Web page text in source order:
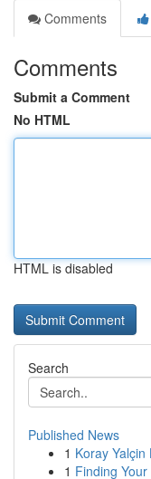
Comments
Comments
Submit a Comment
No HTML
HTML is disabled
Search
Published News
1 Koray Yalçin
1 Finding